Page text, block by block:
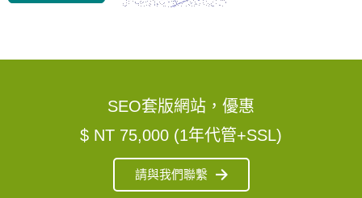
SEO套版網站，優惠
$ NT 75,000 (1年代管+SSL)
請與我們聯繫